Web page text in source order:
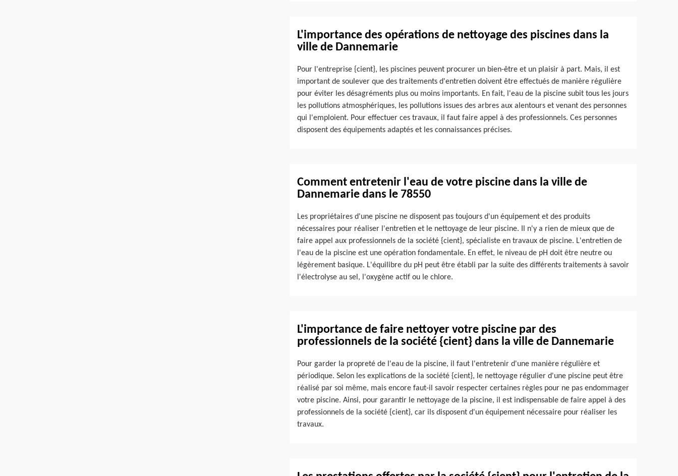
L'importance des opérations de nettoyage des piscines dans la
ville de Dannemarie
Pour l'entreprise {cient}, les piscines peuvent procurer un bien-être et un plaisir à part. Mais, il est
important de soulever que des traitements d'entretien doivent être effectués de manière régulière
pour éviter les désagréments plus ou moins importants. En fait, l'eau de la piscine subit tous les jours
les pollutions atmosphériques, les pollutions issues des arbres aux alentours et venant des personnes
qui l'emploient. Pour effectuer ces travaux, il faut faire appel à des professionnels. Ces personnes
disposent des équipements adaptés et les connaissances précises.
Comment entretenir l'eau de votre piscine dans la ville de
Dannemarie dans le 78550
Les propriétaires d'une piscine ne disposent pas toujours d'un équipement et des produits
nécessaires pour réaliser l'entretien et le nettoyage de leur piscine. Il n'y a rien de mieux que de
faire appel aux professionnels de la société {cient}, spécialiste en travaux de piscine. L'entretien de
l'eau de la piscine est une opération fondamentale. En effet, le niveau de pH doit être neutre ou
légèrement basique. L'équilibre du pH peut être établi par la suite des différents traitements à savoir
l'électrolyse au sel, l'oxygène actif ou le chlore.
L'importance de faire nettoyer votre piscine par des
professionnels de la société {cient} dans la ville de Dannemarie
Pour garder la propreté de l'eau de la piscine, il faut l'entretenir d'une manière régulière et
périodique. Selon les explications de la société {cient}, le nettoyage régulier d'une piscine peut être
réalisé par soi même, mais encore faut-il savoir respecter certaines règles pour ne pas endommager
votre piscine. Ainsi, pour garantir le nettoyage de la piscine, il est indispensable de faire appel à des
professionnels de la société {cient}, car ils disposent d'un équipement nécessaire pour réaliser les
travaux.